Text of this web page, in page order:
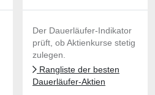
Der Dauerläufer-Indikator
prüft, ob Aktienkurse stetig
zulegen.
Rangliste der besten
Dauerläufer-Aktien